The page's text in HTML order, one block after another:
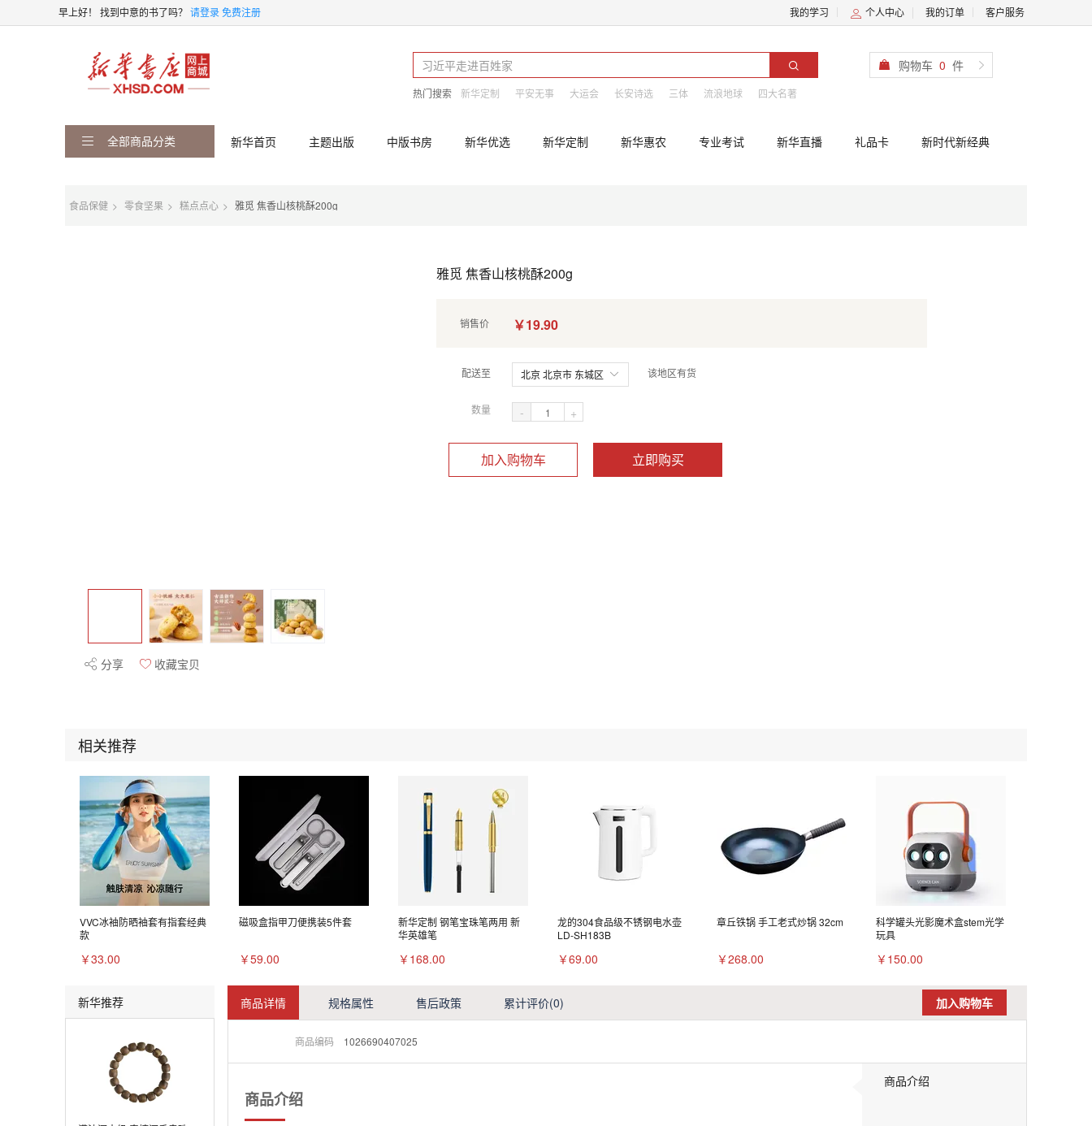
早上好！ 找到中意的书了吗？ 请登录免费注册 我的学习 个人中心 我的订单 客户服务
热门搜索 新华定制 平安无事 大运会 长安诗选 三体 流浪地球 四大名著
购物车 0 件
全部商品分类 新华首页 主题出版 中版书房 新华优选 新华定制 新华惠农 专业考试 新华直播 礼品卡 新时代新经典
食品保健 零食坚果 糕点点心 雅觅 焦香山核桃酥200g
分享 收藏宝贝
雅觅 焦香山核桃酥200g
销售价 ￥19.90
配送至 北京 北京市 东城区 该地区有货
数量 - +
加入购物车 立即购买
相关推荐
VVC冰袖防晒袖套有指套经典
款
￥33.00
磁吸盒指甲刀便携装5件套
￥59.00
新华定制 钢笔宝珠笔两用 新
华英雄笔
￥168.00
龙的304食品级不锈钢电水壶
LD-SH183B
￥69.00
章丘铁锅 手工老式炒锅 32cm
￥268.00
科学罐头光影魔术盒stem光学
玩具
￥150.00
新华推荐 商品详情 规格属性 售后政策 累计评价(0) 加入购物车
商品编码 1026690407025
商品介绍
商品介绍